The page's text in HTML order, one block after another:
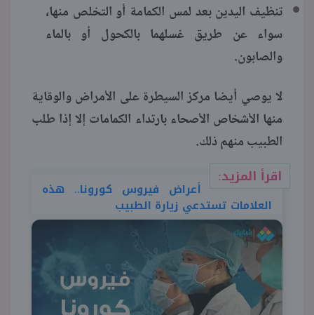
تنظيف اليدين بعد لمس الكمامة أو التخلص منها،
سواء عن طريق غسلهما بالكحول أو بالماء
والصابون.
لا يوصي أيضا مركز السيطرة على الأمراض والوقاية
منها الأشخاص الأصحاء بارتداء الكمامات إلا إذا طلب
الطبيب منهم ذلك.
اقرأ المزيد:
أعراض فيروس كورونا.. هذه
العلامات تستدعي زيارة الطبيب